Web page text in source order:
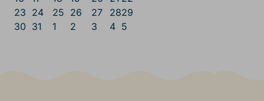
23 24 25 26 27 2829
30 31 1 2 3 4 5